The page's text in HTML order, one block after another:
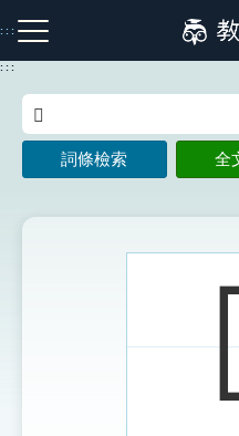
到
主
:::
注音索引圖示 筆畫索
:::
詞條檢索 全